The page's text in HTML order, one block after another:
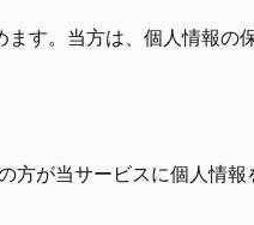
す。当方は、個人情報の
方が当サービスに個人情